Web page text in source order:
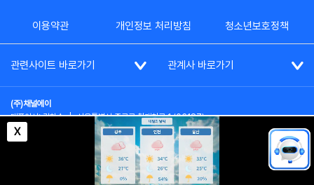
X
이용약관 개인정보 처리방침 청소년보호정책
관련사이트 바로가기 관계사 바로가기
(주)채널에이
대표이사: 김차수 | 서울특별시 종로구 청계천로 1 (03187)
부가통신사업신고: 022357호 | 사업자등록번호: 101-86-62787
대표전화: (02)2020-3114
시청자상담실: (02)2020-3100
통신판매업신고: 제2012-서울종로-0195호
COPYRIGHT(c) SINCE 2023,CHANNEL A ALL RIGHTS RESERVED.